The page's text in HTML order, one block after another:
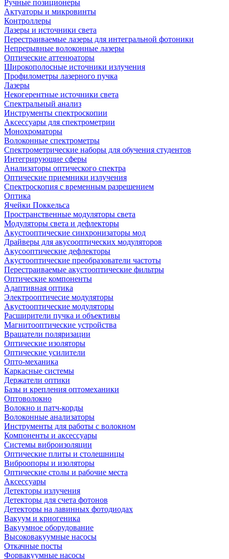
Ручные позиционеры
Актуаторы и микровинты
Контроллеры
Лазеры и источники света
Перестраиваемые лазеры для интегральной фотоники
Непрерывные волоконные лазеры
Оптические аттенюаторы
Широкополосные источники излучения
Профилометры лазерного пучка
Лазеры
Некогерентные источники света
Спектральный анализ
Инструменты спектроскопии
Аксессуары для спектрометрии
Монохроматоры
Волоконные спектрометры
Спектрометрические наборы для обучения студентов
Интегрирующие сферы
Анализаторы оптического спектра
Оптические приемники излучения
Спектроскопия с временным разрешением
Оптика
Ячейки Поккельса
Пространственные модуляторы света
Модуляторы света и дефлекторы
Акустооптические синхронизаторы мод
Драйверы для акусооптических модуляторов
Акусооптические дефлекторы
Акустооптические преобразователи частоты
Перестраиваемые акустооптические фильтры
Оптические компоненты
Адаптивная оптика
Электрооптичесие модуляторы
Акустооптические модуляторы
Расширители пучка и объективы
Магнитооптические устройства
Вращатели поляризации
Оптические изоляторы
Оптические усилители
Опто-механика
Каркасные системы
Держатели оптики
Базы и крепления оптомеханики
Оптоволокно
Волокно и патч-корды
Волоконные анализаторы
Инструменты для работы с волокном
Компоненты и аксессуары
Системы виброизоляции
Оптические плиты и столешницы
Виброопоры и изоляторы
Оптические столы и рабочие места
Аксессуары
Детекторы излучения
Детекторы для счета фотонов
Детекторы на лавинных фотодиодах
Вакуум и криогеника
Вакуумное оборудование
Высоковакуумные насосы
Откачные посты
Форвакуумные насосы